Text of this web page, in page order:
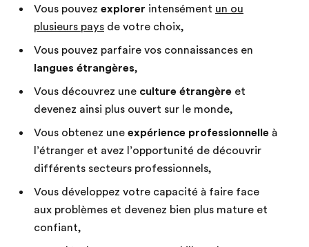
Vous pouvez explorer intensément un ou
plusieurs pays de votre choix,
Vous pouvez parfaire vos connaissances en
langues étrangères,
Vous découvrez une culture étrangère et
devenez ainsi plus ouvert sur le monde,
Vous obtenez une expérience professionnelle à
l’étranger et avez l’opportunité de découvrir
différents secteurs professionnels,
Vous développez votre capacité à faire face
aux problèmes et devenez bien plus mature et
confiant,